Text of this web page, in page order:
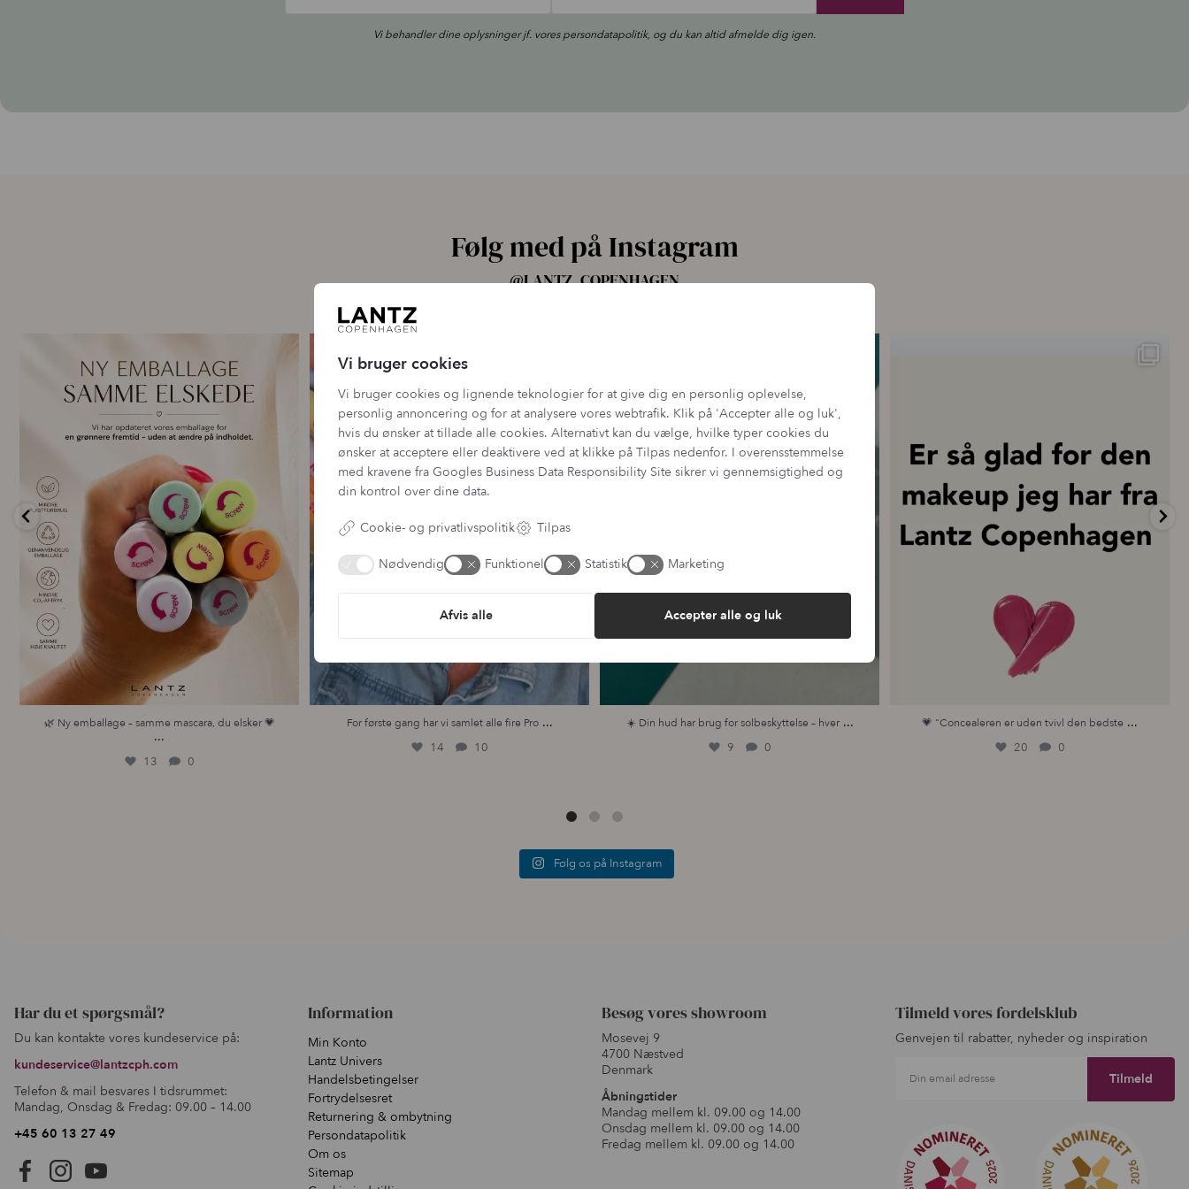
Vi behandler dine oplysninger jf. vorespersondatapolitik, og du kan altid afmelde dig igen.
Følg med på Instagram
@LANTZ_COPENHAGEN
...
13 0
🌿 Ny emballage – samme mascara, du elsker 💗
...
13 0
For første gang har vi samlet alle fire Pro ...
14 10
☀️ Din hud har brug for solbeskyttelse – hver ...
9 0
💗 “Concealeren er uden tvivl den bedste...
💗 “Concealeren er uden tvivl den bedste ...
20 0
Følg os på Instagram
Har du et spørgsmål?
Du kan kontakte vores kundeservice på:
kundeservice@lantzcph.com
Telefon & mail besvares I tidsrummet:
Mandag, Onsdag & Fredag: 09.00 – 14.00
+45 60 13 27 49
Information
Min Konto
Lantz Univers
Handelsbetingelser
Fortrydelsesret
Returnering & ombytning
Persondatapolitik
Om os
Sitemap
Besøg vores showroom
Mosevej 9
4700 Næstved
Denmark
Åbningstider
Mandag mellem kl. 09.00 og 14.00
Onsdag mellem kl. 09.00 og 14.00
Fredag mellem kl. 09.00 og 14.00
Tilmeld vores fordelsklub
Genvejen til rabatter, nyheder og inspiration
Din email adresse
Vi bruger cookies
Vi bruger cookies og lignende teknologier for at give dig en personlig oplevelse,
personlig annoncering og for at analysere vores webtrafik. Klik på 'Accepter alle og luk',
hvis du ønsker at tillade alle cookies. Alternativt kan du vælge, hvilke typer cookies du
ønsker at acceptere eller deaktivere ved at klikke på Tilpas nedenfor. I overensstemmelse
med kravene fra Googles Business Data Responsibility Site sikrer vi gennemsigtighed og
din kontrol over dine data.
Cookie- og privatlivspolitik Tilpas
Nødvendig Funktionel Statistik Marketing
Afvis alle Accepter alle og luk